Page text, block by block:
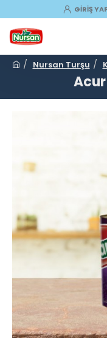
GIRIŞ
Nursan Turşu